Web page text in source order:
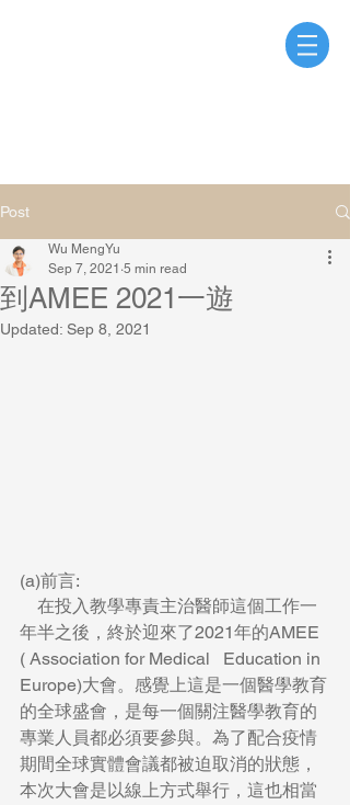
Post
到AMEE 2021一遊
Wu MengYu
Sep 7, 2021 5 min read
Updated: Sep 8, 2021
(a)前言:
年半之後，終於迎來了2021年的AMEE
( Association for Medical   Education in
Europe)大會。感覺上這是一個醫學教育
的全球盛會，是每一個關注醫學教育的
專業人員都必須要參與。為了配合疫情
期間全球實體會議都被迫取消的狀態，
本次大會是以線上方式舉行，這也相當